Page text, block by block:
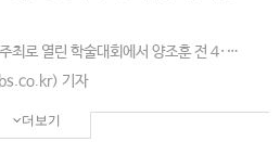
로 열린 학술대회에서 양조훈 전 4·3
동반한 과거사는 이름을 어떻게 정하느
된다고 강조했습니다.
보상, 추가 진상 조사 등이 진행되고 있
기자
더보기